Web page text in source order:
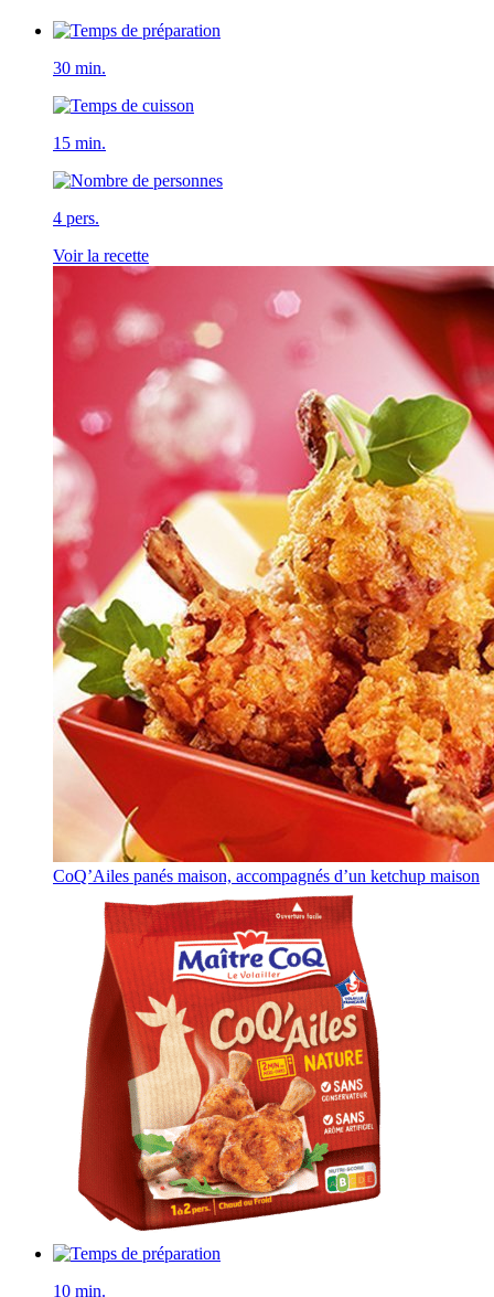
30 min.
15 min.
4 pers.
Voir la recette
CoQ’Ailes panés maison, accompagnés d’un ketchup maison
10 min.